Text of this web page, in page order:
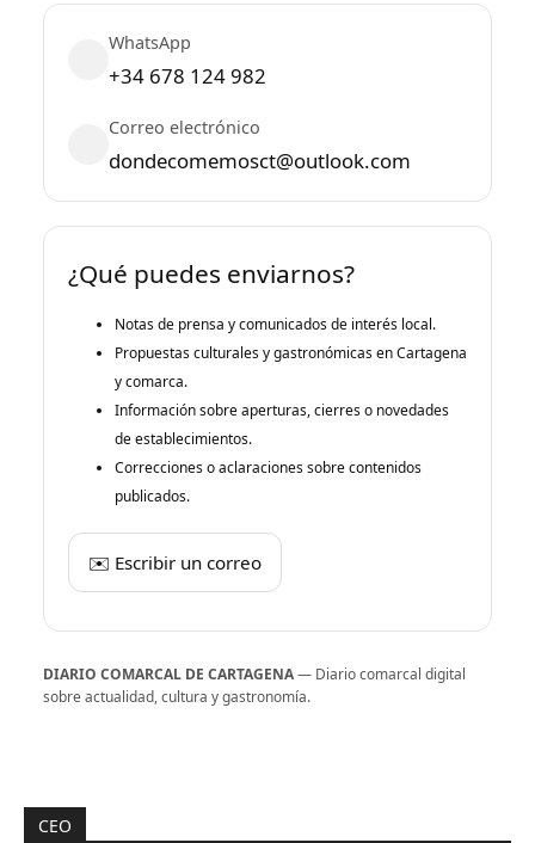
WhatsApp
+34 678 124 982
Correo electrónico
dondecomemosct@outlook.com
¿Qué puedes enviarnos?
Notas de prensa y comunicados de interés local.
Propuestas culturales y gastronómicas en Cartagena
y comarca.
Información sobre aperturas, cierres o novedades
de establecimientos.
Correcciones o aclaraciones sobre contenidos
publicados.
✉️ Escribir un correo
DIARIO COMARCAL DE CARTAGENA— Diario comarcal digital
sobre actualidad, cultura y gastronomía.
CEO